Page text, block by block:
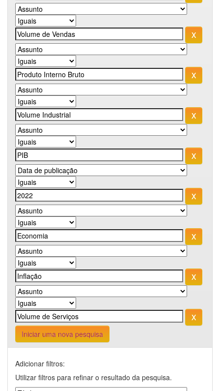
Iniciar uma nova pesquisa
Adicionar filtros:
Utilizar filtros para refinar o resultado da pesquisa.